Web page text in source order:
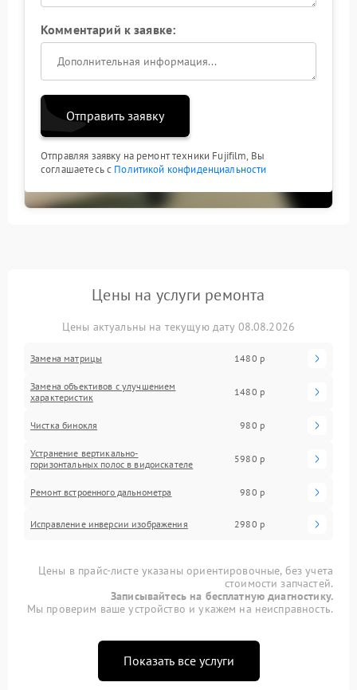
Комментарий к заявке:
Отправить заявку
Отправляя заявку на ремонт техники Fujifilm, Вы
соглашаетесь с Политикой конфиденциальности
Цены на услуги ремонта
Цены актуальны на текущую дату 08.08.2026
Замена матрицы 1480 р
Замена объективов с улучшением
характеристик
1480 р
Чистка бинокля 980 р
Устранение вертикально-
горизонтальных полос в видоискателе
5980 р
Ремонт встроенного дальнометра 980 р
Исправление инверсии изображения 2980 р
Цены в прайс-листе указаны ориентировочные, без учета
стоимости запчастей.
Записывайтесь на бесплатную диагностику.
Мы проверим ваше устройство и укажем на неисправность.
Показать все услуги